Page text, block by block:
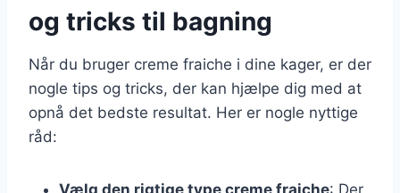
og tricks til bagning
Når du bruger creme fraiche i dine kager, er der
nogle tips og tricks, der kan hjælpe dig med at
opnå det bedste resultat. Her er nogle nyttige
råd:
Vælg den rigtige type creme fraiche: Der